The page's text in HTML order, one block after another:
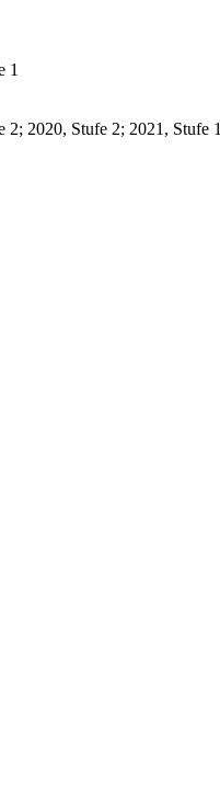
1
2020, Stufe 2; 2021, Stufe 1